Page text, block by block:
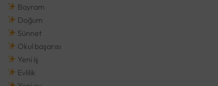
Bayram
Doğum
Sünnet
Okul başarısı
Yeni iş
Evlilik